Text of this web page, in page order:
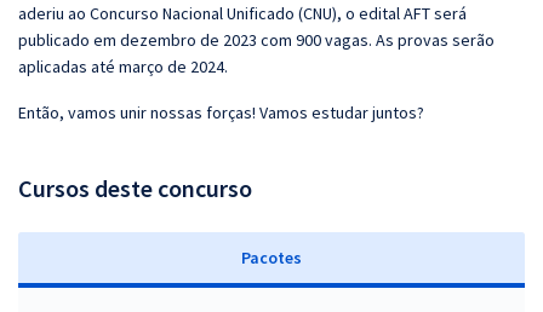
aderiu ao Concurso Nacional Unificado (CNU), o edital AFT será
publicado em dezembro de 2023 com 900 vagas. As provas serão
aplicadas até março de 2024.
Então, vamos unir nossas forças! Vamos estudar juntos?
Cursos deste concurso
Pacotes